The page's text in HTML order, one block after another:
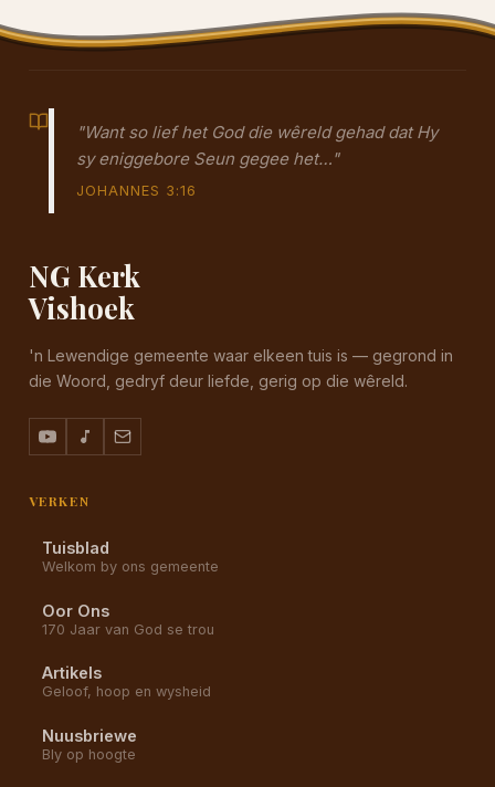
"Want so lief het God die wêreld gehad dat Hy
sy eniggebore Seun gegee het…"
JOHANNES 3:16
NG Kerk
Vishoek
'n Lewendige gemeente waar elkeen tuis is — gegrond in
die Woord, gedryf deur liefde, gerig op die wêreld.
VERKEN
Tuisblad
Welkom by ons gemeente
Oor Ons
170 Jaar van God se trou
Artikels
Geloof, hoop en wysheid
Nuusbriewe
Bly op hoogte